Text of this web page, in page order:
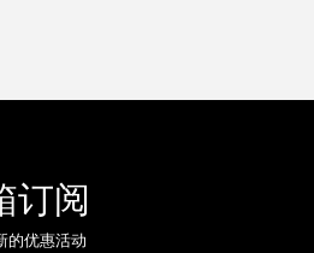
订阅
的优惠活动